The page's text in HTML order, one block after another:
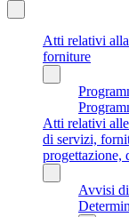
Atti relativi
forniture
Atti relativi
di servizi,
progettazione,
Avvisi